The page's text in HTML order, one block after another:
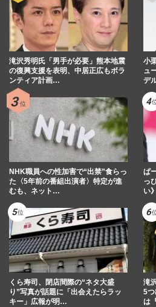
滝沢秀明氏「男手が必要」熊本地震
の復興支援を表明、中居正広もボラ
ンティア計画…
小
ュ
デ
NHK職員への性加害で“出禁”食らっ
た〈5年前の番組出演者〉特定が進
むも、ネット…
ぱ
っ
い
くら寿司、閉店間際の“ネタ大盛
り”写真が話題に「出会えたらラッ
キー」広報が明…
滝
5つ
は